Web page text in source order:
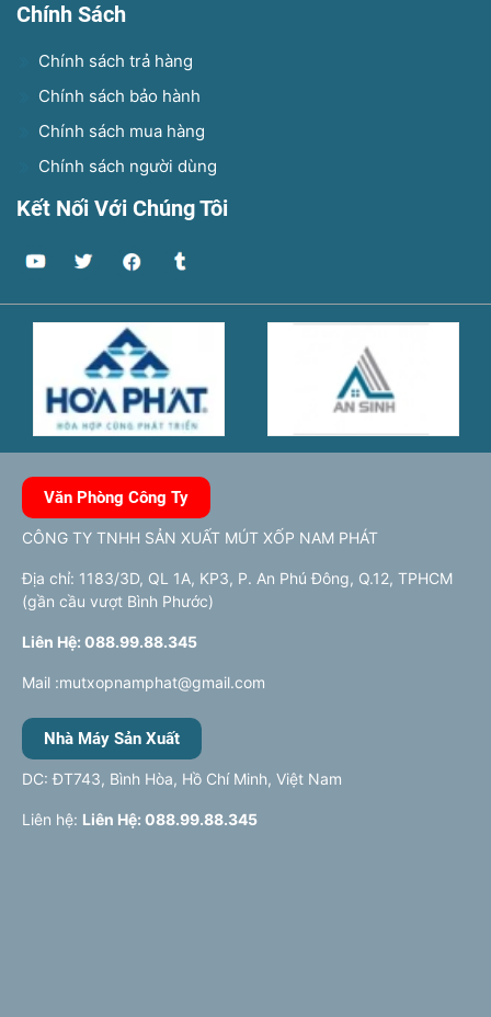
Chính Sách
Chính sách trả hàng
Chính sách bảo hành
Chính sách mua hàng
Chính sách người dùng
Kết Nối Với Chúng Tôi
Văn Phòng Công Ty
CÔNG TY TNHH SẢN XUẤT MÚT XỐP NAM PHÁT
Địa chỉ: 1183/3D, QL 1A, KP3, P. An Phú Đông, Q.12, TPHCM
(gần cầu vượt Bình Phước)
Liên Hệ: 088.99.88.345
Mail :mutxopnamphat@gmail.com
Nhà Máy Sản Xuất
DC: ĐT743, Bình Hòa, Hồ Chí Minh, Việt Nam
Liên hệ: Liên Hệ: 088.99.88.345